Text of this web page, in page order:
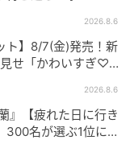
加でシールを買
せん…！
』をご紹介し
たイメージが強
2026.8.6
ト】8/7(金)発売！新
せ「かわいすぎ♡」
2026.8.6
』【疲れた日に行き
300名が選ぶ1位に